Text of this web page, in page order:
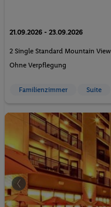
21.09.2026 - 23.09.2026
2 Single Standard Mountain View
Ohne Verpflegung
Familienzimmer Suite